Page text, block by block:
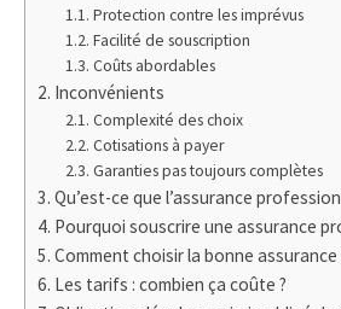
Protection contre les imprévus
Facilité de souscription
Coûts abordables
Inconvénients
Complexité des choix
Cotisations à payer
Garanties pas toujours complètes
Qu’est-ce que l’assurance
Pourquoi souscrire une assurance
Comment choisir la bonne assurance
Les tarifs : combien ça coûte ?